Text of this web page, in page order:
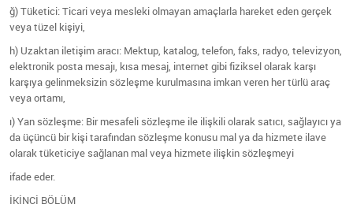
ğ) Tüketici: Ticari veya mesleki olmayan amaçlarla hareket eden gerçek
veya tüzel kişiyi,
h) Uzaktan iletişim aracı: Mektup, katalog, telefon, faks, radyo, televizyon,
elektronik posta mesajı, kısa mesaj, internet gibi fiziksel olarak karşı
karşıya gelinmeksizin sözleşme kurulmasına imkan veren her türlü araç
veya ortamı,
ı) Yan sözleşme: Bir mesafeli sözleşme ile ilişkili olarak satıcı, sağlayıcı ya
da üçüncü bir kişi tarafından sözleşme konusu mal ya da hizmete ilave
olarak tüketiciye sağlanan mal veya hizmete ilişkin sözleşmeyi
ifade eder.
İKİNCİ BÖLÜM